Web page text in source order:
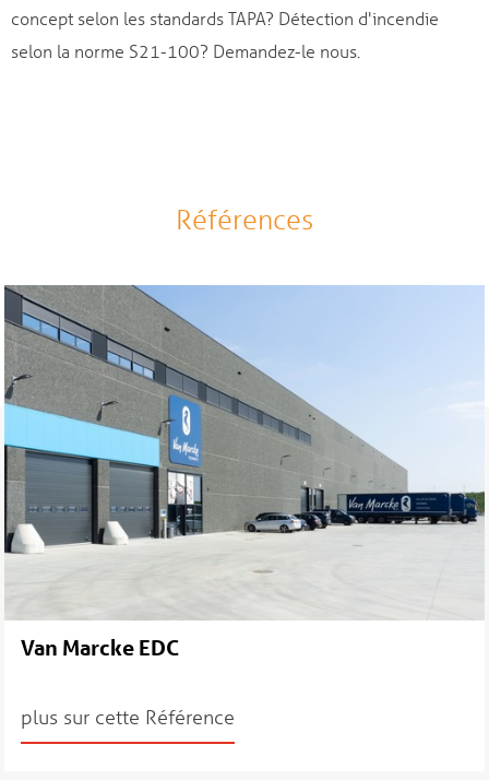
concept selon les standards TAPA? Détection d'incendie
selon la norme S21-100? Demandez-le nous.
Références
Van Marcke EDC
plus sur cette Référence